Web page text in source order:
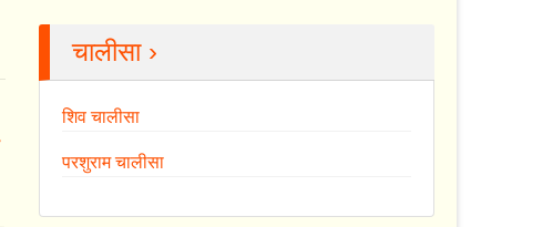
चालीसा ›
शिव चालीसा
परशुराम चालीसा